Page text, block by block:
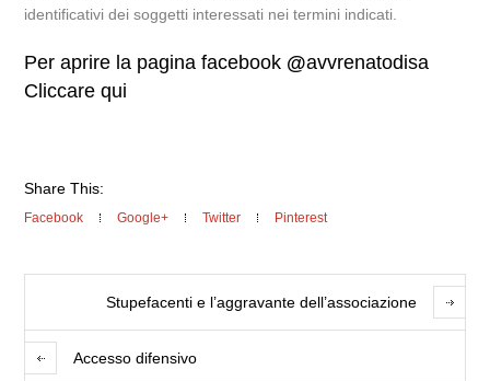
identificativi dei soggetti interessati nei termini indicati.
Per aprire la pagina facebook @avvrenatodisa
Cliccare qui
Share This:
Facebook Google+ Twitter Pinterest
Stupefacenti e l’aggravante dell’associazione
Accesso difensivo